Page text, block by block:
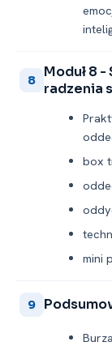
8
Moduł 8
radzenia
box
mini
9